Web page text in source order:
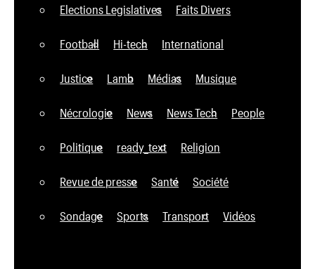
Elections Legislatives Faits Divers
Football Hi-tech International
Justice Lamb Médias Musique
Nécrologie News News Tech People
Politique ready_text Religion
Revue de presse Santé Société
Sondage Sports Transport Vidéos